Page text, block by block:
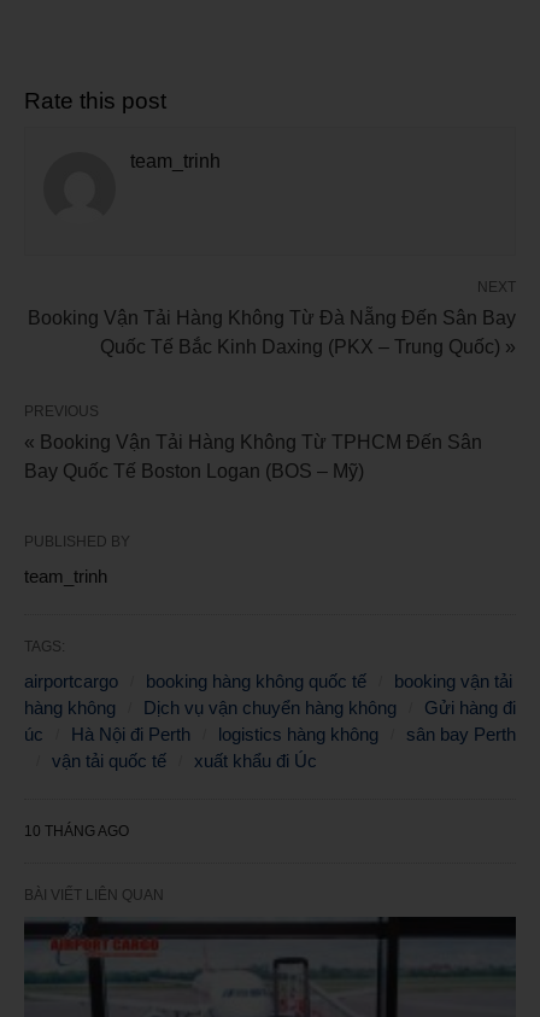
Rate this post
team_trinh
NEXT
Booking Vận Tải Hàng Không Từ Đà Nẵng Đến Sân Bay
Quốc Tế Bắc Kinh Daxing (PKX – Trung Quốc) »
PREVIOUS
« Booking Vận Tải Hàng Không Từ TPHCM Đến Sân
Bay Quốc Tế Boston Logan (BOS – Mỹ)
PUBLISHED BY
team_trinh
TAGS:
airportcargo booking hàng không quốc tế
booking vận tải
hàng không
Dịch vụ vận chuyển hàng không
Gửi hàng đi
úc
Hà Nội đi Perth logistics hàng không
sân bay Perth
vận tải quốc tế
xuất khẩu đi Úc
10 THÁNG AGO
BÀI VIẾT LIÊN QUAN